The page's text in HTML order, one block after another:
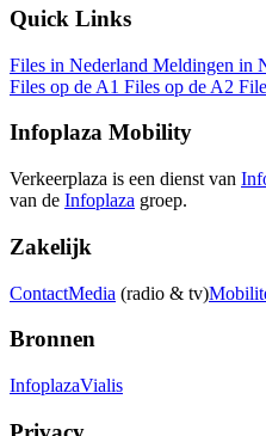
Quick Links
Files in Nederland Meldingen in
Files op de A1 Files op de A2
Infoplaza Mobility
Verkeerplaza is een dienst van
van de Infoplaza groep.
Zakelijk
ContactMedia (radio & tv)
Bronnen
InfoplazaVialis